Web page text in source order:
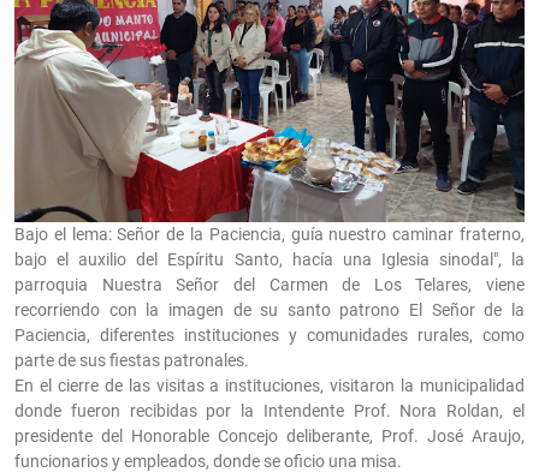
Bajo el lema: Señor de la Paciencia, guía nuestro caminar fraterno,
bajo el auxilio del Espíritu Santo, hacía una Iglesia sinodal", la
parroquia Nuestra Señor del Carmen de Los Telares, viene
recorriendo con la imagen de su santo patrono El Señor de la
Paciencia, diferentes instituciones y comunidades rurales, como
parte de sus fiestas patronales.
En el cierre de las visitas a instituciones, visitaron la municipalidad
donde fueron recibidas por la Intendente Prof. Nora Roldan, el
presidente del Honorable Concejo deliberante, Prof. José Araujo,
funcionarios y empleados, donde se oficio una misa.